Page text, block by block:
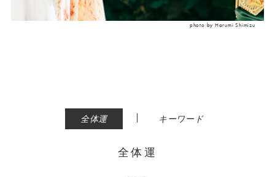
photo by Harumi Shimizu
全体運 | キーワード
全体運